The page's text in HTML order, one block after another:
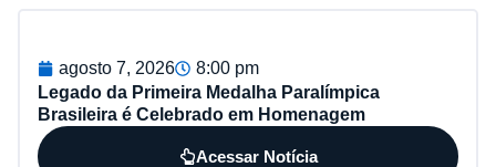
agosto 7, 2026
8:00 pm
Legado da Primeira Medalha Paralímpica
Brasileira é Celebrado em Homenagem
Acessar Notícia